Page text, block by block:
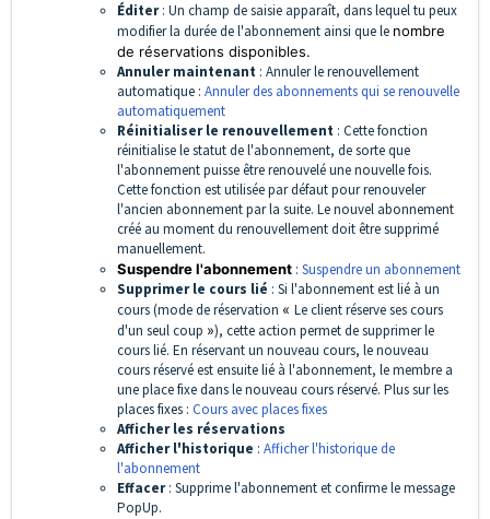
Éditer: Un champ de saisie apparaît, dans lequel tu peux
modifier la durée de l'abonnement ainsi que le nombre
de réservations disponibles.
Annuler maintenant : Annuler le renouvellement
automatique : Annuler des abonnements qui se renouvelle
automatiquement
Réinitialiser le renouvellement : Cette fonction
réinitialise le statut de l'abonnement, de sorte que
l'abonnement puisse être renouvelé une nouvelle fois.
Cette fonction est utilisée par défaut pour renouveler
l'ancien abonnement par la suite. Le nouvel abonnement
créé au moment du renouvellement doit être supprimé
manuellement.
Suspendre l'abonnement : Suspendre un abonnement
Supprimer le cours lié : Si l'abonnement est lié à un
cours (mode de réservation « Le client réserve ses cours
d'un seul coup »), cette action permet de supprimer le
cours lié. En réservant un nouveau cours, le nouveau
cours réservé est ensuite lié à l'abonnement, le membre a
une place fixe dans le nouveau cours réservé. Plus sur les
places fixes : Cours avec places fixes
Afficher les réservations
Afficher l'historique : Afficher l'historique de
l'abonnement
Effacer: Supprime l'abonnement et confirme le message
PopUp.